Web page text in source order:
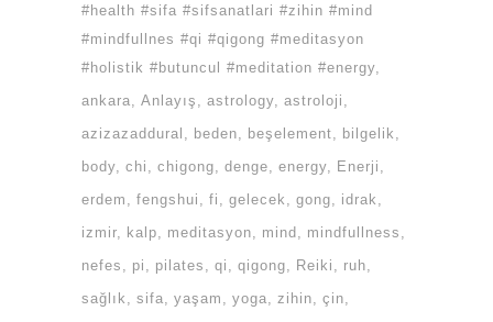
#health #sifa #sifsanatlari #zihin #mind
#mindfullnes #qi #qigong #meditasyon
#holistik #butuncul #meditation #energy
ankara
Anlayış astrology astroloji
azizazaddural
beden beşelement
bilgelik
body chi chigong denge energy
Enerji
erdem
fengshui fi gelecek gong
idrak
izmir
kalp meditasyon mind
mindfullness
nefes
pi pilates qi qigong Reiki
ruh
sağlık
sifa yaşam yoga zihin
çin